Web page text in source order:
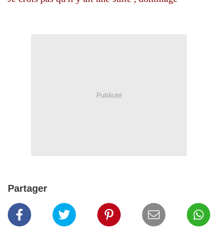
Publicité
Partager